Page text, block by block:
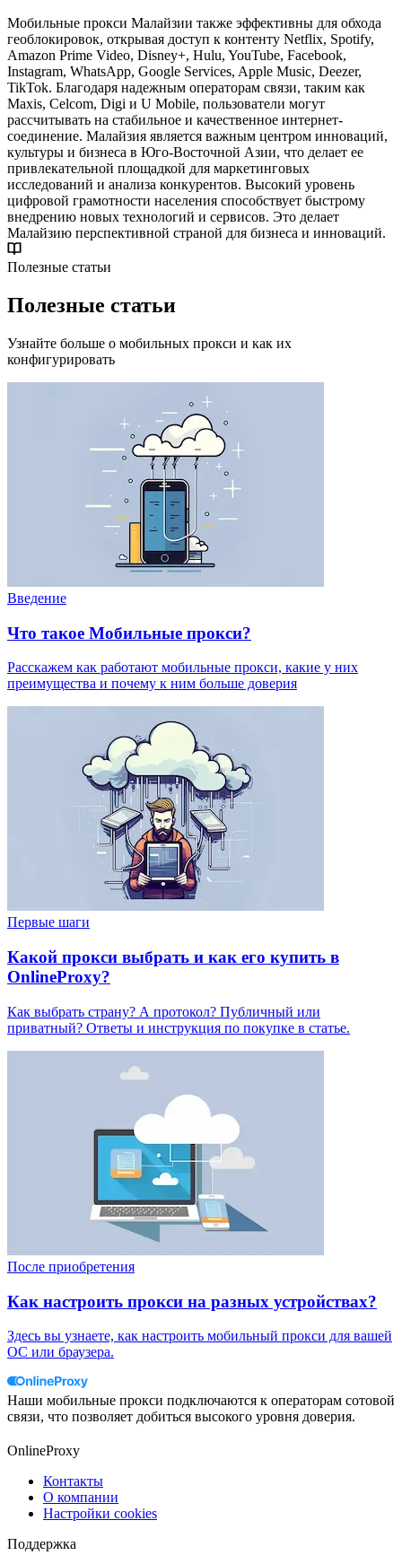
Мобильные прокси Малайзии также эффективны для обхода
геоблокировок, открывая доступ к контенту Netflix, Spotify,
Amazon Prime Video, Disney+, Hulu, YouTube, Facebook,
Instagram, WhatsApp, Google Services, Apple Music, Deezer,
TikTok. Благодаря надежным операторам связи, таким как
Maxis, Celcom, Digi и U Mobile, пользователи могут
рассчитывать на стабильное и качественное интернет-
соединение. Малайзия является важным центром инноваций,
культуры и бизнеса в Юго-Восточной Азии, что делает ее
привлекательной площадкой для маркетинговых
исследований и анализа конкурентов. Высокий уровень
цифровой грамотности населения способствует быстрому
внедрению новых технологий и сервисов. Это делает
Малайзию перспективной страной для бизнеса и инноваций.
Полезные статьи
Полезные статьи
Узнайте больше о мобильных прокси и как их
конфигурировать
Введение
Что такое Мобильные прокси?
Расскажем как работают мобильные прокси, какие у них
преимущества и почему к ним больше доверия
Первые шаги
Какой прокси выбрать и как его купить в
OnlineProxy?
Как выбрать страну? А протокол? Публичный или
приватный? Ответы и инструкция по покупке в статье.
После приобретения
Как настроить прокси на разных устройствах?
Здесь вы узнаете, как настроить мобильный прокси для вашей
ОС или браузера.
Наши мобильные прокси подключаются к операторам сотовой
связи, что позволяет добиться высокого уровня доверия.
OnlineProxy
Контакты
О компании
Настройки cookies
Поддержка